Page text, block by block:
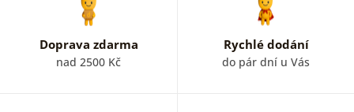
Doprava zdarma
nad 2500 Kč
Rychlé dodání
do pár dní u Vás